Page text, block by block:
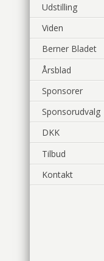
Udstilling
Viden
Berner Bladet
Årsblad
Sponsorer
Sponsorudvalg
DKK
Tilbud
Kontakt